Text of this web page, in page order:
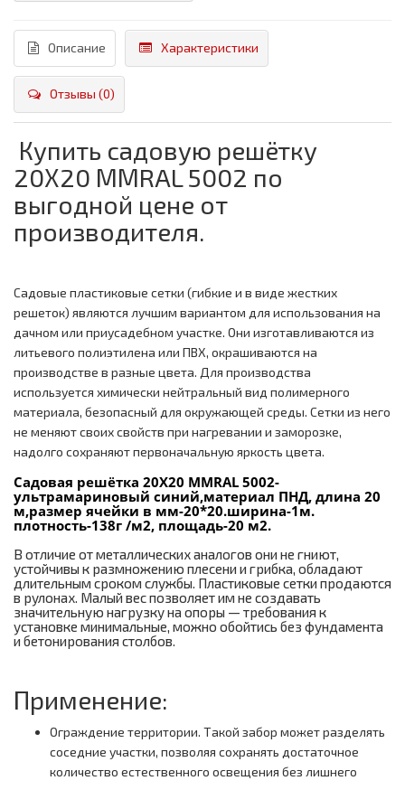
Описание Характеристики
Отзывы (0)
Купить садовую решётку
20Х20 ММRAL 5002 по
выгодной цене от
производителя.
Садовые пластиковые сетки (гибкие и в виде жестких
решеток) являются лучшим вариантом для использования на
дачном или приусадебном участке. Они изготавливаются из
литьевого полиэтилена или ПВХ, окрашиваются на
производстве в разные цвета. Для производства
используется химически нейтральный вид полимерного
материала, безопасный для окружающей среды. Сетки из него
не меняют своих свойств при нагревании и заморозке,
надолго сохраняют первоначальную яркость цвета.
Садовая решётка 20Х20 ММRAL 5002-
ультрамариновый синий,материал ПНД, длина 20
м,размер ячейки в мм-20*20.ширина-1м.
плотность-138г /м2, площадь-20 м2.
В отличие от металлических аналогов они не гниют,
устойчивы к размножению плесени и грибка, обладают
длительным сроком службы. Пластиковые сетки продаются
в рулонах. Малый вес позволяет им не создавать
значительную нагрузку на опоры — требования к
установке минимальные, можно обойтись без фундамента
и бетонирования столбов.
Применение:
Ограждение территории. Такой забор может разделять
соседние участки, позволяя сохранять достаточное
количество естественного освещения без лишнего